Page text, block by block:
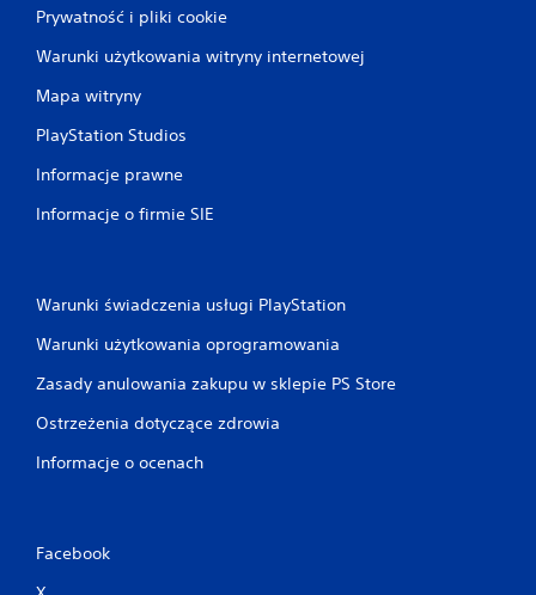
a
i
a
u
h
e
ż
s
g
a
ć
Prywatność i pliki cookie
Warunki użytkowania witryny internetowej
Mapa witryny
PlayStation Studios
Informacje prawne
Informacje o firmie SIE
Warunki świadczenia usługi PlayStation
Warunki użytkowania oprogramowania
Zasady anulowania zakupu w sklepie PS Store
Ostrzeżenia dotyczące zdrowia
Informacje o ocenach
Facebook